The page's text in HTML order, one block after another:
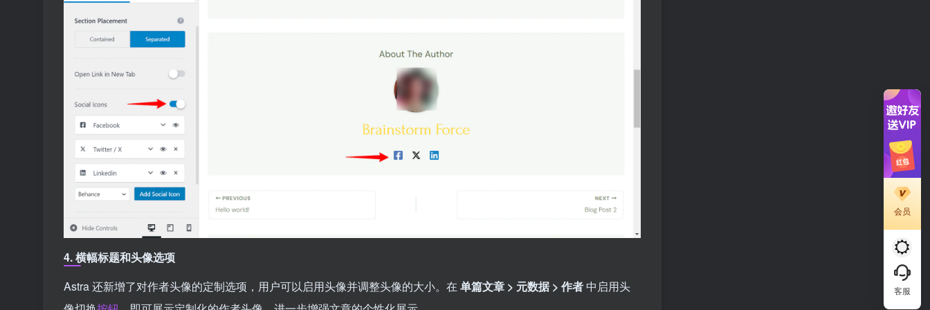
4.横幅标题和头像选项
Astra 还新增了对作者头像的定制选项，用户可以启用头像并调整头像的大小。在 单篇文章 > 元数据 > 作者 中启用头
会员
客服